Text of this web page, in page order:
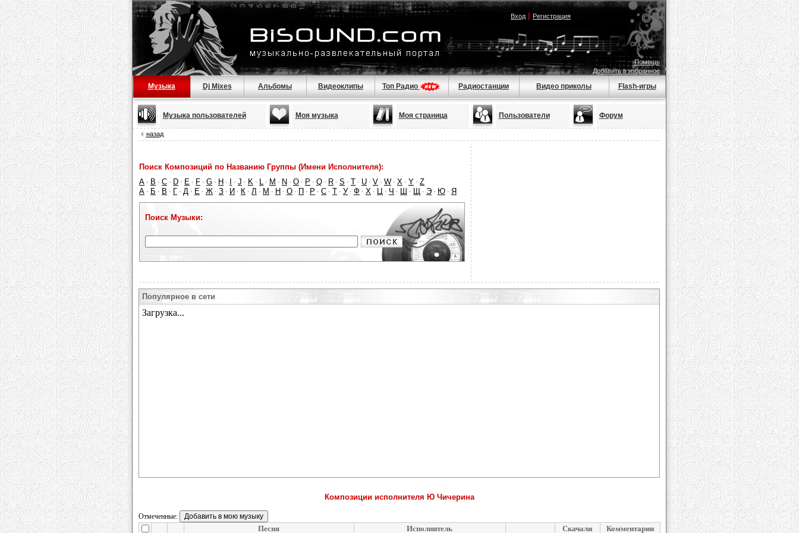
Вход| Регистрация
Помощь
Добавить в избранное
Музыка Dj Mixes Альбомы Видеоклипы Топ Радио Радиостанции Видео приколы Flash-игры
Музыка пользователей Моя музыка Моя страница Пользователи Форум
назад
Поиск Композиций по Названию Группы (Имени Исполнителя):
A · B · C · D · E · F · G · H · · J · K · L · M · N · O · P · Q · R · S · T · U · V · W · X · Y · Z
А · Б · В · Г · Д · Е · Ж · З · И · К · Л · М · Н · О · П · Р · С · Т · У · Ф · Х · Ц · Ч · Ш · Щ · Э · Ю · Я
Поиск Музыки:
Популярное в сети
Композиции исполнителя Ю Чичерина
Отмеченные:
Песня Исполнитель Скачали Комментарии